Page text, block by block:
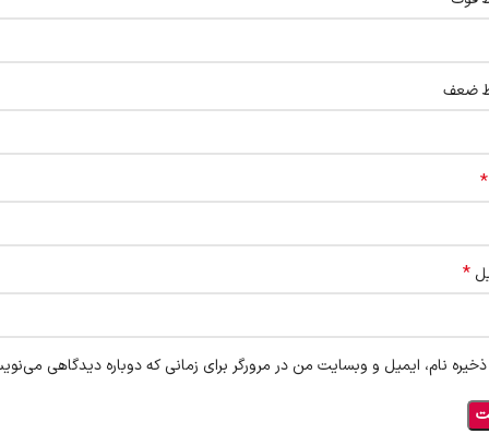
ضعف
*
*
ذخیره نام، ایمیل و وبسایت من در مرورگر برای زمانی که دوباره دیدگاهی